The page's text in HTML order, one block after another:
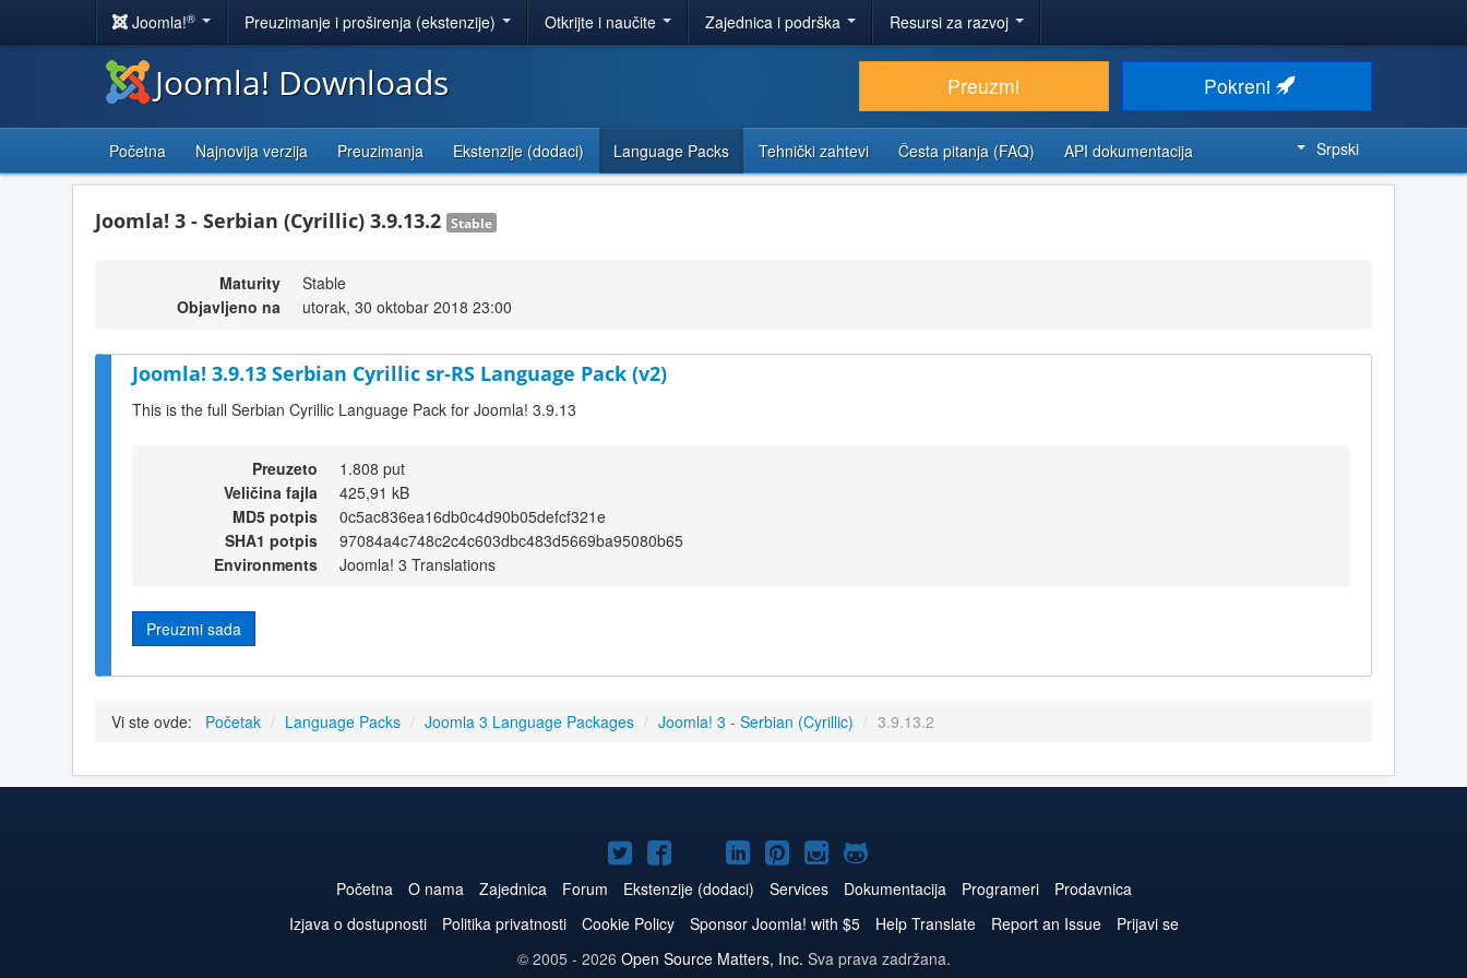
Joomla!® Preuzimanje i proširenja (ekstenzije) Otkrijte i naučite Zajednica i podrška Resursi za razvoj
Joomla! Downloads Preuzmi Pokreni
Početna Najnovija verzija Preuzimanja Ekstenzije (dodaci) Language Packs Tehnički zahtevi Česta pitanja (FAQ) API dokumentacija Srpski
Joomla! 3 - Serbian (Cyrillic) 3.9.13.2 Stable
Maturity
Stable
Objavljeno na
utorak, 30 oktobar 2018 23:00
Joomla! 3.9.13 Serbian Cyrillic sr-RS Language Pack (v2)
This is the full Serbian Cyrillic Language Pack for Joomla! 3.9.13
Preuzeto
1.808 put
Veličina fajla
425,91 kB
MD5 potpis
0c5ac836ea16db0c4d90b05defcf321e
SHA1 potpis
97084a4c748c2c4c603dbc483d5669ba95080b65
Environments
Joomla! 3 Translations
Preuzmi sada
Vi ste ovde: Početak / Language Packs / Joomla 3 Language Packages / Joomla! 3 - Serbian (Cyrillic) / 3.9.13.2
Joomla!
na
Twitteru
Joomla!
na
Facebooku
Joomla!
na
YouTube
Joomla!
naLinkedIn
Joomla!
na
Pinterest
Joomla!
na
Instagram
Joomla!
na
GitHub
Početna O nama Zajednica Forum Ekstenzije (dodaci) Services Dokumentacija Programeri
Prodavnica
Izjava o dostupnosti
Politika privatnosti Cookie Policy Sponsor Joomla! with $5 Help Translate Report an Issue
Prijavi se
© 2005 - 2026 Open Source Matters, Inc. Sva prava zadržana.